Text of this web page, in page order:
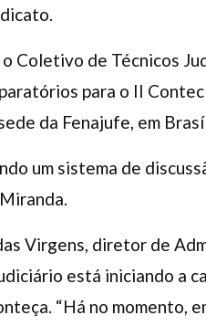
Coletivo de Técnicos
para o II
da Fenajufe, em
um sistema de
Virgens, diretor de
está iniciando a
“Há no momento,